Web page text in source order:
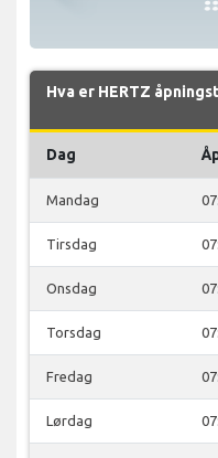
Hva er HERTZ
Dag
Mandag
Tirsdag
Onsdag
Torsdag
Fredag
Lørdag